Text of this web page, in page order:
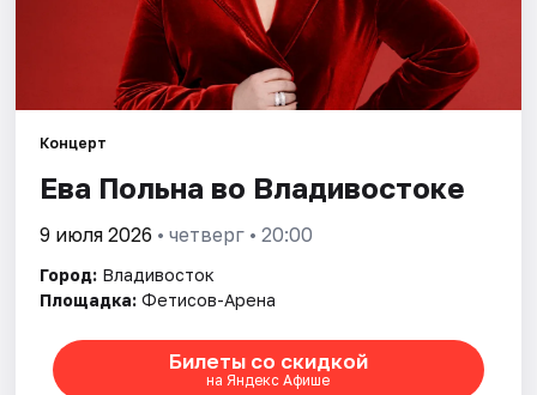
Площадки
Рейтинги
Концерт
Ева Польна во Владивостоке
9 июля 2026 • четверг • 20:00
Город: Владивосток
Площадка: Фетисов-Арена
Билеты со скидкой
на Яндекс Афише